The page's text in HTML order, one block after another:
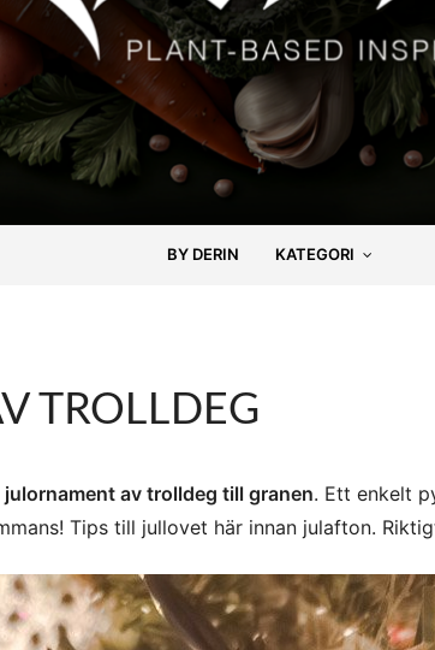
BY DERIN KATEGORI
TROLLDEG
av trolldeg till granen. Ett enkelt
Tips till jullovet här innan julafton.